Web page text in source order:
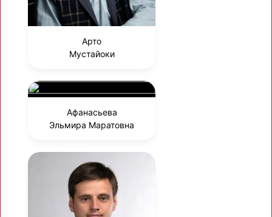
Арто
Мустайоки
Афанасьева
Эльмира Маратовна